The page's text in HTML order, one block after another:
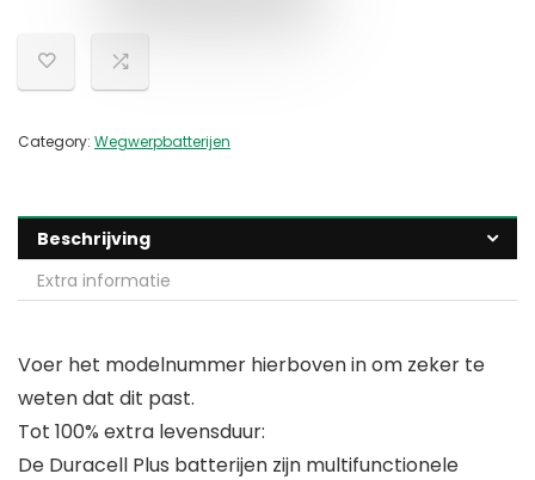
Category: Wegwerpbatterijen
Beschrijving
Extra informatie
Voer het modelnummer hierboven in om zeker te
weten dat dit past.
Tot 100% extra levensduur:
De Duracell Plus batterijen zijn multifunctionele